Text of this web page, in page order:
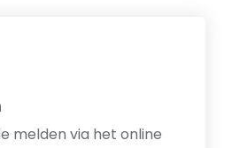
melden via het online